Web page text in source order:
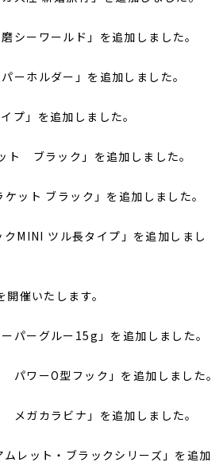
シーワールド」を追加しました。
ーホルダー」を追加しました。
プ」を追加しました。
ト ブラック」を追加しました。
ット ブラック」を追加しました。
MINI ツル長タイプ」を追加しまし
催いたします。
パーグルー15g」を追加しました。
ワーO型フック」を追加しました。
ガカラビナ」を追加しました。
レット・ブラックシリーズ」を追加